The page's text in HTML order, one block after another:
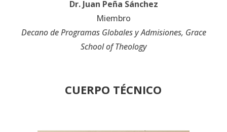
Dr. Juan Peña Sánchez
Miembro
Decano de Programas Globales y Admisiones, Grace
School of Theology
CUERPO TÉCNICO